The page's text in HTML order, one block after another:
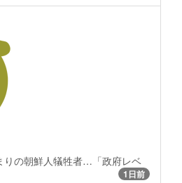
りの朝鮮人犠牲者…「政府レベ
1日前